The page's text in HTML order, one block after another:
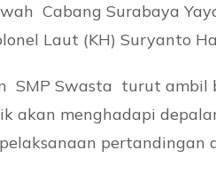
Cabang Surabaya
Laut (KH) Suryanto
SMP Swasta turut
akan menghadapi